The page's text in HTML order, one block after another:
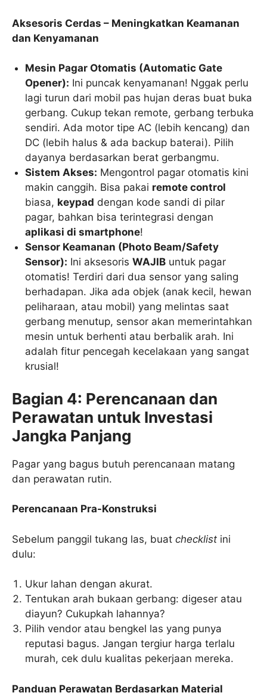
Aksesoris Cerdas – Meningkatkan Keamanan
dan Kenyamanan
Mesin Pagar Otomatis (Automatic Gate
Opener): Ini puncak kenyamanan! Nggak perlu
lagi turun dari mobil pas hujan deras buat buka
gerbang. Cukup tekan remote, gerbang terbuka
sendiri. Ada motor tipe AC (lebih kencang) dan
DC (lebih halus & ada backup baterai). Pilih
dayanya berdasarkan berat gerbangmu.
Sistem Akses: Mengontrol pagar otomatis kini
makin canggih. Bisa pakai remote control
biasa, keypad dengan kode sandi di pilar
pagar, bahkan bisa terintegrasi dengan
aplikasi di smartphone!
Sensor Keamanan (Photo Beam/Safety
Sensor): Ini aksesorisWAJIB untuk pagar
otomatis! Terdiri dari dua sensor yang saling
berhadapan. Jika ada objek (anak kecil, hewan
peliharaan, atau mobil) yang melintas saat
gerbang menutup, sensor akan memerintahkan
mesin untuk berhenti atau berbalik arah. Ini
adalah fitur pencegah kecelakaan yang sangat
krusial!
Bagian 4: Perencanaan dan
Perawatan untuk Investasi
Jangka Panjang
Pagar yang bagus butuh perencanaan matang
dan perawatan rutin.
Perencanaan Pra-Konstruksi
Sebelum panggil tukang las, buat checklist ini
dulu:
Ukur lahan dengan akurat.
Tentukan arah bukaan gerbang: digeser atau
diayun? Cukupkah lahannya?
Pilih vendor atau bengkel las yang punya
reputasi bagus. Jangan tergiur harga terlalu
murah, cek dulu kualitas pekerjaan mereka.
Panduan Perawatan Berdasarkan Material